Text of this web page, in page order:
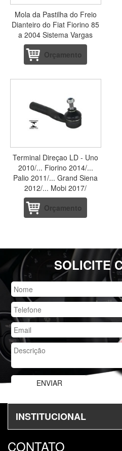
Mola da Pastilha do Freio
Dianteiro do Fiat Fiorino 85
a 2004 Sistema Vargas
Orçamento
Terminal Direçao LD - Uno
2010/... Fiorino 2014/...
Palio 2011/... Grand Siena
2012/... Mobi 2017/
Orçamento
SOLICITE